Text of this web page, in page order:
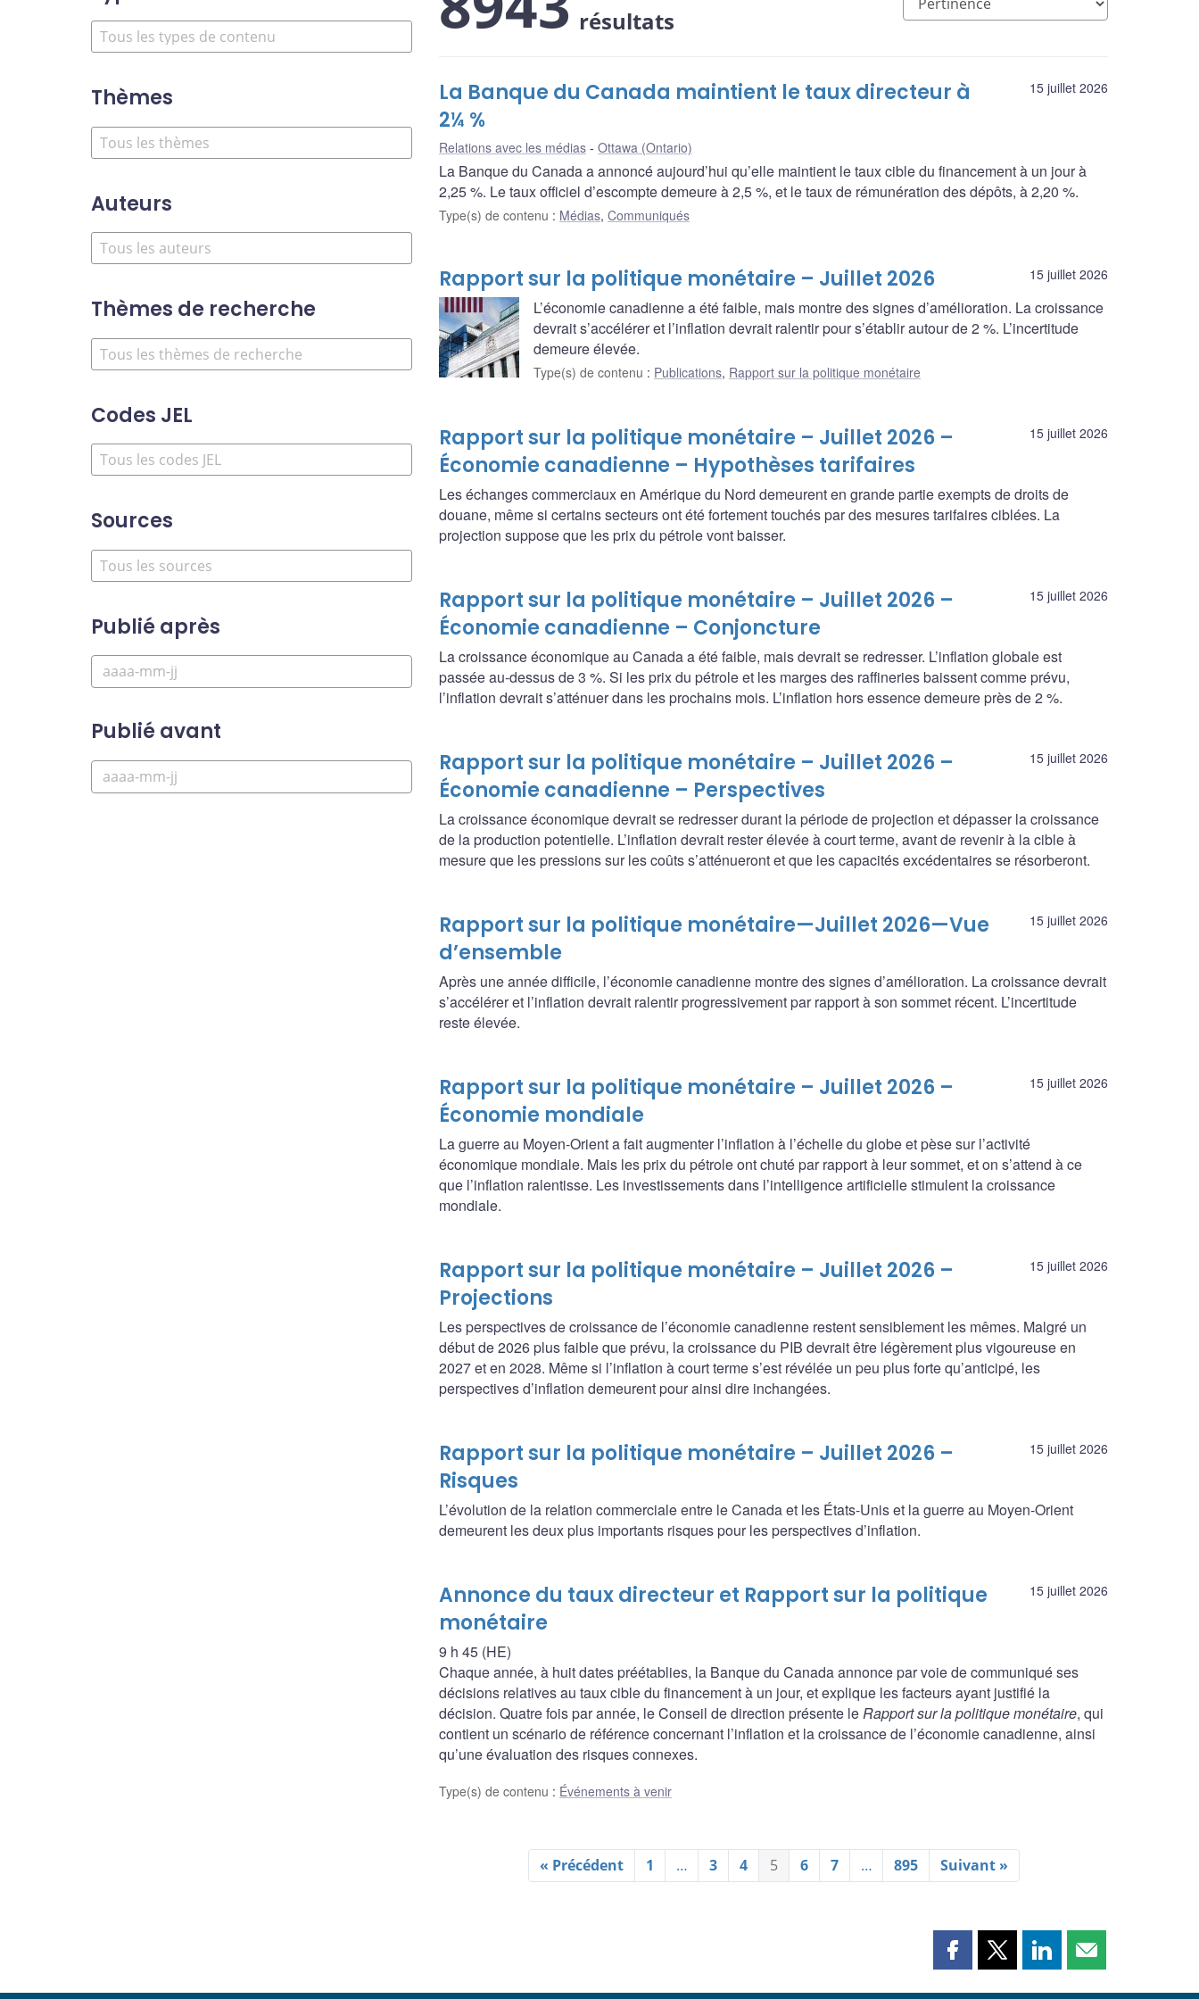
Thèmes
Auteurs
Thèmes de recherche
Codes JEL
Sources
Publié après
Publié avant
résultats
15 juillet 2026
La Banque du Canada maintient le taux directeur à
2¼ %
Relations avec les médias Ottawa (Ontario)
La Banque du Canada a annoncé aujourd’hui qu’elle maintient le taux cible du financement à un jour à
2,25 %. Le taux officiel d’escompte demeure à 2,5 %, et le taux de rémunération des dépôts, à 2,20 %.
Type(s) de contenu : Médias, Communiqués
15 juillet 2026
Rapport sur la politique monétaire – Juillet 2026
L’économie canadienne a été faible, mais montre des signes d’amélioration. La croissance
devrait s’accélérer et l’inflation devrait ralentir pour s’établir autour de 2 %. L’incertitude
demeure élevée.
Type(s) de contenu : Publications, Rapport sur la politique monétaire
15 juillet 2026
Rapport sur la politique monétaire – Juillet 2026 –
Économie canadienne – Hypothèses tarifaires
Les échanges commerciaux en Amérique du Nord demeurent en grande partie exempts de droits de
douane, même si certains secteurs ont été fortement touchés par des mesures tarifaires ciblées. La
projection suppose que les prix du pétrole vont baisser.
15 juillet 2026
Rapport sur la politique monétaire – Juillet 2026 –
Économie canadienne – Conjoncture
La croissance économique au Canada a été faible, mais devrait se redresser. L’inflation globale est
passée au‑dessus de 3 %. Si les prix du pétrole et les marges des raffineries baissent comme prévu,
l’inflation devrait s’atténuer dans les prochains mois. L’inflation hors essence demeure près de 2 %.
15 juillet 2026
Rapport sur la politique monétaire – Juillet 2026 –
Économie canadienne – Perspectives
La croissance économique devrait se redresser durant la période de projection et dépasser la croissance
de la production potentielle. L’inflation devrait rester élevée à court terme, avant de revenir à la cible à
mesure que les pressions sur les coûts s’atténueront et que les capacités excédentaires se résorberont.
15 juillet 2026
Rapport sur la politique monétaire—Juillet 2026—Vue
d’ensemble
Après une année difficile, l’économie canadienne montre des signes d’amélioration. La croissance devrait
s’accélérer et l’inflation devrait ralentir progressivement par rapport à son sommet récent. L’incertitude
reste élevée.
15 juillet 2026
Rapport sur la politique monétaire – Juillet 2026 –
Économie mondiale
La guerre au Moyen-Orient a fait augmenter l’inflation à l’échelle du globe et pèse sur l’activité
économique mondiale. Mais les prix du pétrole ont chuté par rapport à leur sommet, et on s’attend à ce
que l’inflation ralentisse. Les investissements dans l’intelligence artificielle stimulent la croissance
mondiale.
15 juillet 2026
Rapport sur la politique monétaire – Juillet 2026 –
Projections
Les perspectives de croissance de l’économie canadienne restent sensiblement les mêmes. Malgré un
début de 2026 plus faible que prévu, la croissance du PIB devrait être légèrement plus vigoureuse en
2027 et en 2028. Même si l’inflation à court terme s’est révélée un peu plus forte qu’anticipé, les
perspectives d’inflation demeurent pour ainsi dire inchangées.
15 juillet 2026
Rapport sur la politique monétaire – Juillet 2026 –
Risques
L’évolution de la relation commerciale entre le Canada et les États-Unis et la guerre au Moyen-Orient
demeurent les deux plus importants risques pour les perspectives d’inflation.
15 juillet 2026
Annonce du taux directeur et Rapport sur la politique
monétaire
9 h 45 (HE)
Chaque année, à huit dates préétablies, la Banque du Canada annonce par voie de communiqué ses
décisions relatives au taux cible du financement à un jour, et explique les facteurs ayant justifié la
décision. Quatre fois par année, le Conseil de direction présente leRapport sur la politique monétaire, qui
contient un scénario de référence concernant l’inflation et la croissance de l’économie canadienne, ainsi
qu’une évaluation des risques connexes.
Type(s) de contenu : Événements à venir
« Précédent 1 … 3 4 5 6 7 … 895 Suivant »
PartagerPartagerPartagerPartager